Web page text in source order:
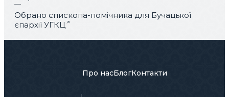
Обрано єпископа-помічника для Бучацької
єпархії УГКЦ
Про насБлогКонтакти